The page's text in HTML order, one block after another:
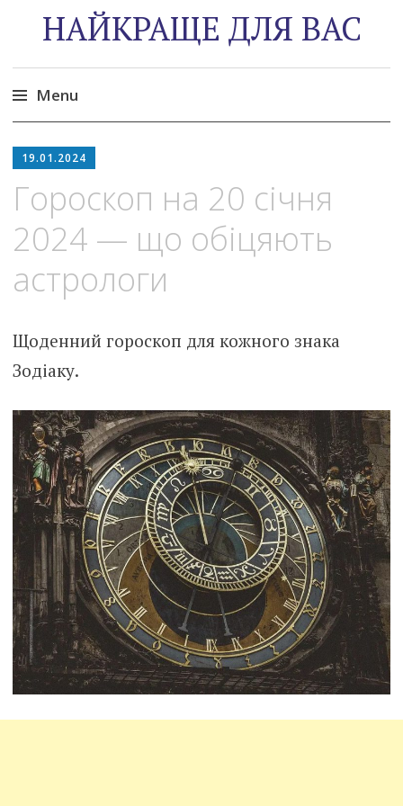
НАЙКРАЩЕ ДЛЯ ВАС
Menu
to
19.01.2024
Гороскоп на 20 січня
2024 — що обіцяють
астрологи
Щоденний гороскоп для кожного знака
Зодіаку.